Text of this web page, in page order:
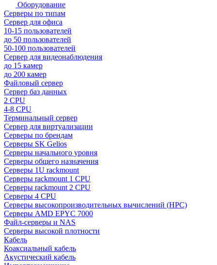
Оборудование
Серверы по типам
Сервер для офиса
10-15 пользователей
до 50 пользователей
50-100 пользователей
Сервер для видеонаблюдения
до 15 камер
до 200 камер
Файловый сервер
Сервер баз данных
2 CPU
4-8 CPU
Терминальный сервер
Сервер для виртуализации
Серверы по брендам
Серверы SK Gelios
Серверы начального уровня
Серверы общего назначения
Серверы 1U rackmount
Серверы rackmount 1 CPU
Серверы rackmount 2 CPU
Серверы 4 CPU
Серверы высокопроизводительных вычислений (HPC)
Серверы AMD EPYC 7000
Файл-серверы и NAS
Серверы высокой плотности
Кабель
Коаксиальный кабель
Акустический кабель